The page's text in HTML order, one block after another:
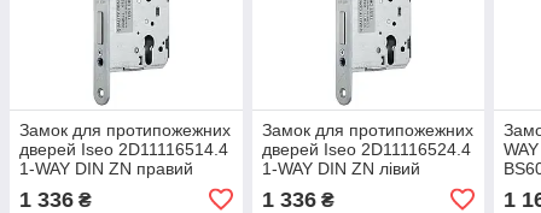
Замок для протипожежних
дверей Iseo 2D11116514.4
1-WAY DIN ZN правий
1 336 ₴
Замок для протипожежних
дверей Iseo 2D11116524.4
1-WAY DIN ZN лівий
1 336₴ 1